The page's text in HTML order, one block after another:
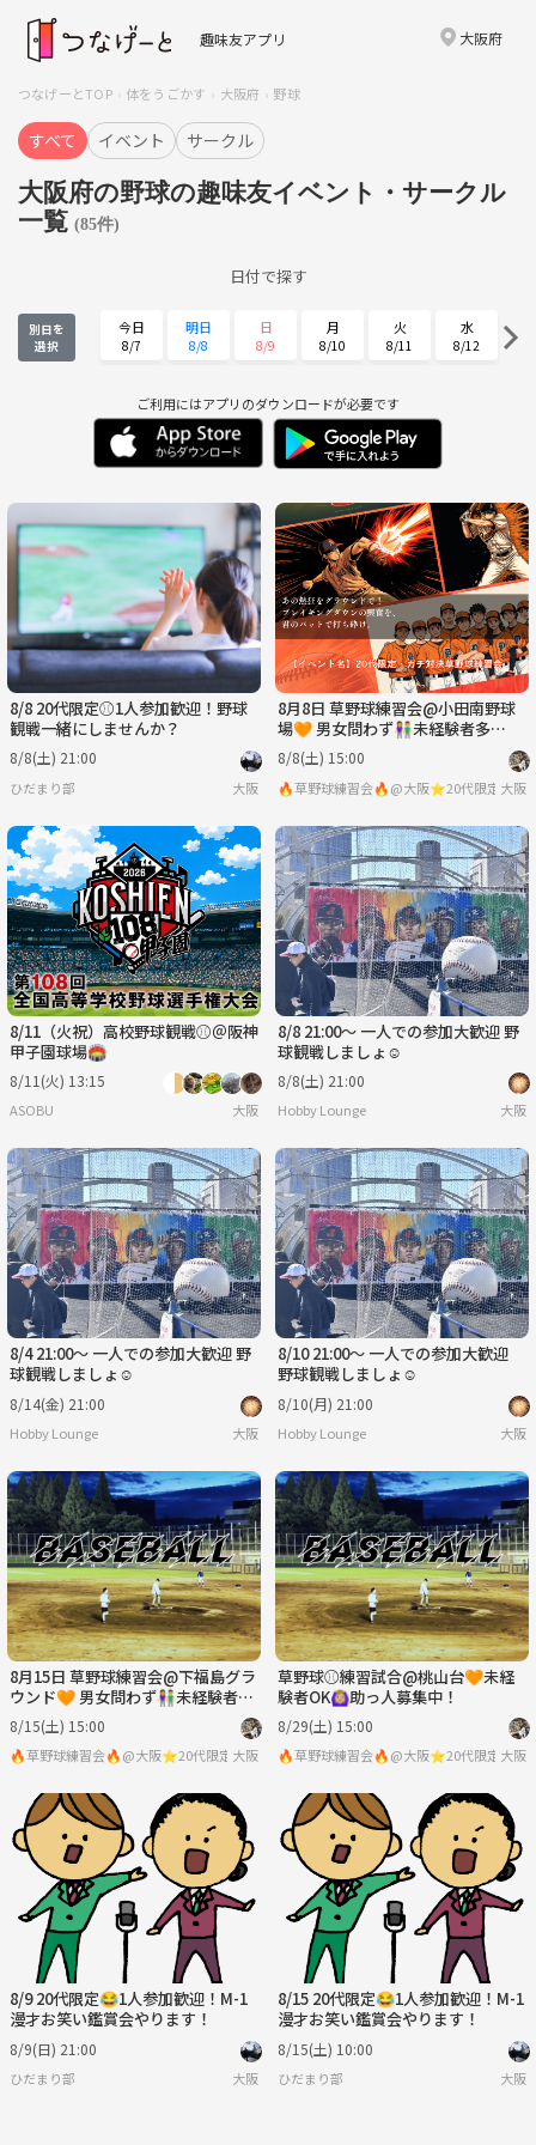
趣味友アプリ 大阪府
つなげーとTOP 体をうごかす 大阪府 野球
すべて イベント サークル
大阪府の野球の趣味友イベント・サークル
一覧 (85件)
日付で探す
別日を
選択
今日
8/7
明日
8/8
日
8/9
月
8/10
火
8/11
水
8/12
8/13 8/14 8/15 8/16 8/17
水
8/19
木
8/20
土
8/22
日
8/23
8/27 8/28 8/29 8/30
月 火
9/1
水 木
9/3
金
9/4
土
ご利用にはアプリのダウンロードが必要です
8/8 20代限定⚾️1人参加歓迎！野球
観戦一緒にしませんか？
8/8(土) 21:00
ひだまり部 大阪
8月8日 草野球練習会@小田南野球
場🧡 男女問わず👫未経験者多
数！！
8/8(土) 15:00
🔥草野球練習会🔥@大阪⭐️20代限定 大阪
8/11（火祝）高校野球観戦⚾️＠阪神
甲子園球場🏟️
8/11(火) 13:15
ASOBU 大阪
8/8 21:00〜 一人での参加大歓迎 野
球観戦しましょ☺️
8/8(土) 21:00
Hobby Lounge 大阪
8/4 21:00〜 一人での参加大歓迎 野
球観戦しましょ☺️
8/14(金) 21:00
Hobby Lounge 大阪
8/10 21:00〜 一人での参加大歓迎
野球観戦しましょ☺️
8/10(月) 21:00
Hobby Lounge 大阪
8月15日 草野球練習会@下福島グラ
ウンド🧡 男女問わず👫未経験者多
数！！
8/15(土) 15:00
🔥草野球練習会🔥@大阪⭐️20代限定 大阪
草野球⚾️練習試合@桃山台🧡未経
験者OK🙆🏼‍♀️助っ人募集中！
8/29(土) 15:00
🔥草野球練習会🔥@大阪⭐️20代限定 大阪
8/9 20代限定😂1人参加歓迎！M-1
漫才お笑い鑑賞会やります！
8/9(日) 21:00
ひだまり部 大阪
8/15 20代限定😂1人参加歓迎！M-1
漫才お笑い鑑賞会やります！
8/15(土) 10:00
ひだまり部 大阪